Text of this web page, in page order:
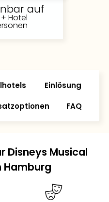
auf
Hotel
Einlösung
FAQ
Disneys Musical
Hamburg